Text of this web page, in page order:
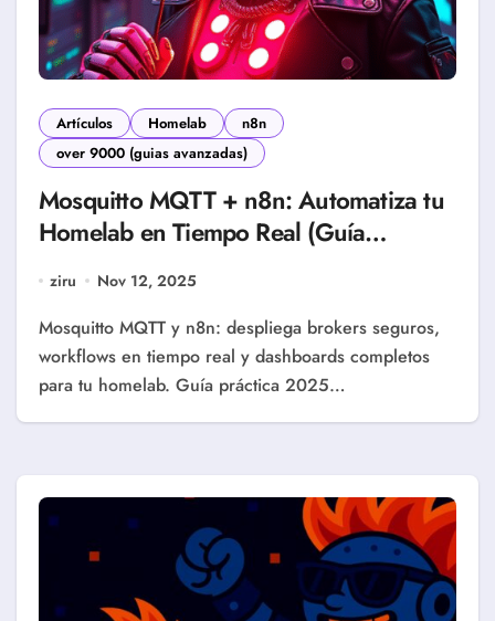
Artículos Homelab
n8n
over 9000 (guias avanzadas)
Mosquitto MQTT + n8n: Automatiza tu
Homelab en Tiempo Real (Guía
ziru Nov 12, 2025
Mosquitto MQTT y n8n: despliega brokers seguros,
workflows en tiempo real y dashboards completos
para tu homelab. Guía práctica 2025…